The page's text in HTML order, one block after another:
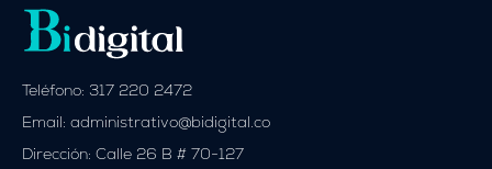
Teléfono: 317 220 2472
Email: administrativo@bidigital.co
Dirección: Calle 26 B # 70-127